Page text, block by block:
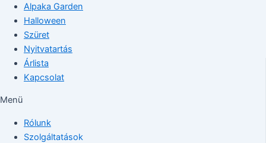
Alpaka Garden
Halloween
Szüret
Nyitvatartás
Árlista
Kapcsolat
Menü
Rólunk
Szolgáltatások